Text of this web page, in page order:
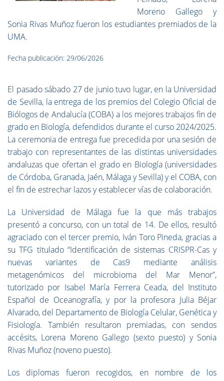
Moreno Gallego y
Sonia Rivas Muñoz fueron los estudiantes premiados de la
UMA.
Fecha publicación: 29/06/2026
El pasado sábado 27 de junio tuvo lugar, en la Universidad
de Sevilla, la entrega de los premios del Colegio Oficial de
Biólogos de Andalucía (COBA) a los mejores trabajos fin de
grado en Biología, defendidos durante el curso 2024/2025.
La ceremonia de entrega fue precedida por una sesión de
trabajo con representantes de las distintas universidades
andaluzas que ofertan el grado en Biología (universidades
de Córdoba, Granada, Jaén, Málaga y Sevilla) y el COBA, con
el fin de estrechar lazos y establecer vías de colaboración.
La Universidad de Málaga fue la que más trabajos
presentó a concurso, con un total de 14. De ellos, resultó
agraciado con el tercer premio, Iván Toro Pineda, gracias a
su TFG titulado “Identificación de sistemas CRISPR-Cas y
nuevas variantes de Cas9 mediante análisis
metagenómicos del microbioma del Mar Menor”,
tutorizado por Isabel María Ferrera Ceada, del Instituto
Español de Oceanografía, y por la profesora Julia Béjar
Alvarado, del Departamento de Biología Celular, Genética y
Fisiología. También resultaron premiadas, con sendos
accésits, Lorena Moreno Gallego (sexto puesto) y Sonia
Rivas Muñoz (noveno puesto).
Los diplomas fueron recogidos, en nombre de los